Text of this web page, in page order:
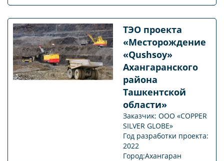
ТЭО проекта
«Месторождение
«Qushsoy»
Ахангаранского
района
Ташкентской
области»
Заказчик: ООО «COPPER
SILVER GLOBE»
Год разработки проекта:
2022
Город:Ахангаран